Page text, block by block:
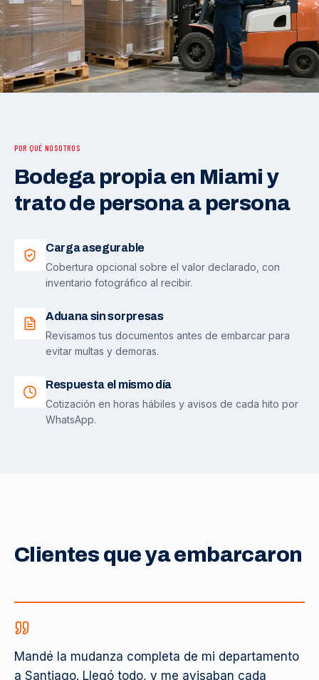
POR QUÉ NOSOTROS
Bodega propia en Miami y
trato de persona a persona
Carga asegurable
Cobertura opcional sobre el valor declarado, con
inventario fotográfico al recibir.
Aduana sin sorpresas
Revisamos tus documentos antes de embarcar para
evitar multas y demoras.
Respuesta el mismo día
Cotización en horas hábiles y avisos de cada hito por
WhatsApp.
Clientes que ya embarcaron
Mandé la mudanza completa de mi departamento
a Santiago. Llegó todo, y me avisaban cada